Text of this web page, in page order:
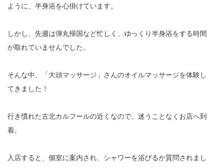
ように、半身浴を心掛けています。
しかし、先週は弾丸帰国など忙しく、ゆっくり半身浴をする時間
が取れていませんでした。
そんな中、「大頭マッサージ」さんのオイルマッサージを体験し
てきました！
行き慣れた古北カルフールの近くなので、迷うことなくお店へ到
着。
入店すると、個室に案内され、シャワーを浴びるか質問されまし